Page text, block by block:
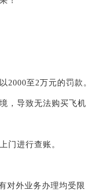
2000至2万元的罚款。
，导致无法购买飞机
门进行查账。
对外业务办理均受限